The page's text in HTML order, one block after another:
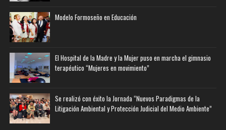
Modelo Formoseño en Educación
El Hospital de la Madre y la Mujer puso en marcha el gimnasio
terapéutico “Mujeres en movimiento”
Se realizó con éxito la Jornada “Nuevos Paradigmas de la
Litigación Ambiental y Protección Judicial del Medio Ambiente”